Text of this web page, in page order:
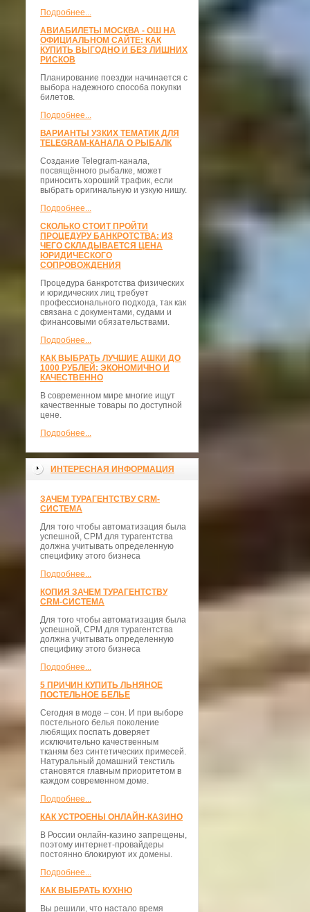
Подробнее...
АВИАБИЛЕТЫ МОСКВА - ОШ НА
ОФИЦИАЛЬНОМ САЙТЕ: КАК
КУПИТЬ ВЫГОДНО И БЕЗ ЛИШНИХ
РИСКОВ
Планирование поездки начинается с
выбора надежного способа покупки
билетов.
Подробнее...
ВАРИАНТЫ УЗКИХ ТЕМАТИК ДЛЯ
TELEGRAM-КАНАЛА О РЫБАЛК
Создание Telegram-канала,
посвящённого рыбалке, может
приносить хороший трафик, если
выбрать оригинальную и узкую нишу.
Подробнее...
СКОЛЬКО СТОИТ ПРОЙТИ
ПРОЦЕДУРУ БАНКРОТСТВА: ИЗ
ЧЕГО СКЛАДЫВАЕТСЯ ЦЕНА
ЮРИДИЧЕСКОГО
СОПРОВОЖДЕНИЯ
Процедура банкротства физических
и юридических лиц требует
профессионального подхода, так как
связана с документами, судами и
финансовыми обязательствами.
Подробнее...
КАК ВЫБРАТЬ ЛУЧШИЕ АШКИ ДО
1000 РУБЛЕЙ: ЭКОНОМИЧНО И
КАЧЕСТВЕННО
В современном мире многие ищут
качественные товары по доступной
цене.
Подробнее...
ИНТЕРЕСНАЯ ИНФОРМАЦИЯ
ЗАЧЕМ ТУРАГЕНТСТВУ CRM-
СИСТЕМА
Для того чтобы автоматизация была
успешной, СРМ для турагентства
должна учитывать определенную
специфику этого бизнеса
Подробнее...
КОПИЯ ЗАЧЕМ ТУРАГЕНТСТВУ
CRM-СИСТЕМА
Для того чтобы автоматизация была
успешной, СРМ для турагентства
должна учитывать определенную
специфику этого бизнеса
Подробнее...
5 ПРИЧИН КУПИТЬ ЛЬНЯНОЕ
ПОСТЕЛЬНОЕ БЕЛЬЕ
Сегодня в моде – сон. И при выборе
постельного белья поколение
любящих поспать доверяет
исключительно качественным
тканям без синтетических примесей.
Натуральный домашний текстиль
становятся главным приоритетом в
каждом современном доме.
Подробнее...
КАК УСТРОЕНЫ ОНЛАЙН-КАЗИНО
В России онлайн-казино запрещены,
поэтому интернет-провайдеры
постоянно блокируют их домены.
Подробнее...
КАК ВЫБРАТЬ КУХНЮ
Вы решили, что настало время